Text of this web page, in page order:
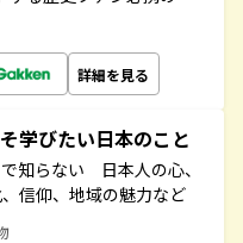
詳細を見る
学びたい日本のこと
知らない 日本人の心、
信仰、地域の魅力など